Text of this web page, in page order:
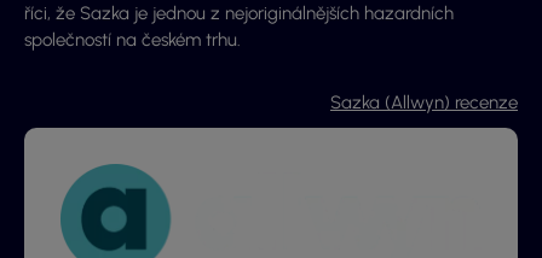
říci, že Sazka je jednou z nejoriginálnějších hazardních
společností na českém trhu.
Sazka (Allwyn) recenze